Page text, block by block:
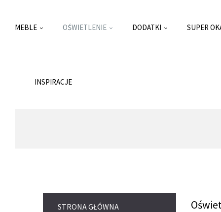
MEBLE OŚWIETLENIE DODATKI SUPER
INSPIRACJE
STRONA GŁÓWNA